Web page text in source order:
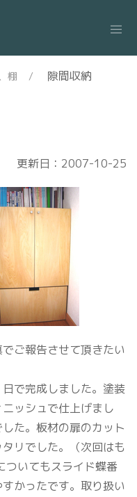
棚 隙間収納
更新日：2007-10-25
ご報告させて頂きたい
で完成しました。塗装
ッシュで仕上げまし
た。板材の扉のカット
リでした。（次回はも
ついてもスライド蝶番
かったです。取り扱い